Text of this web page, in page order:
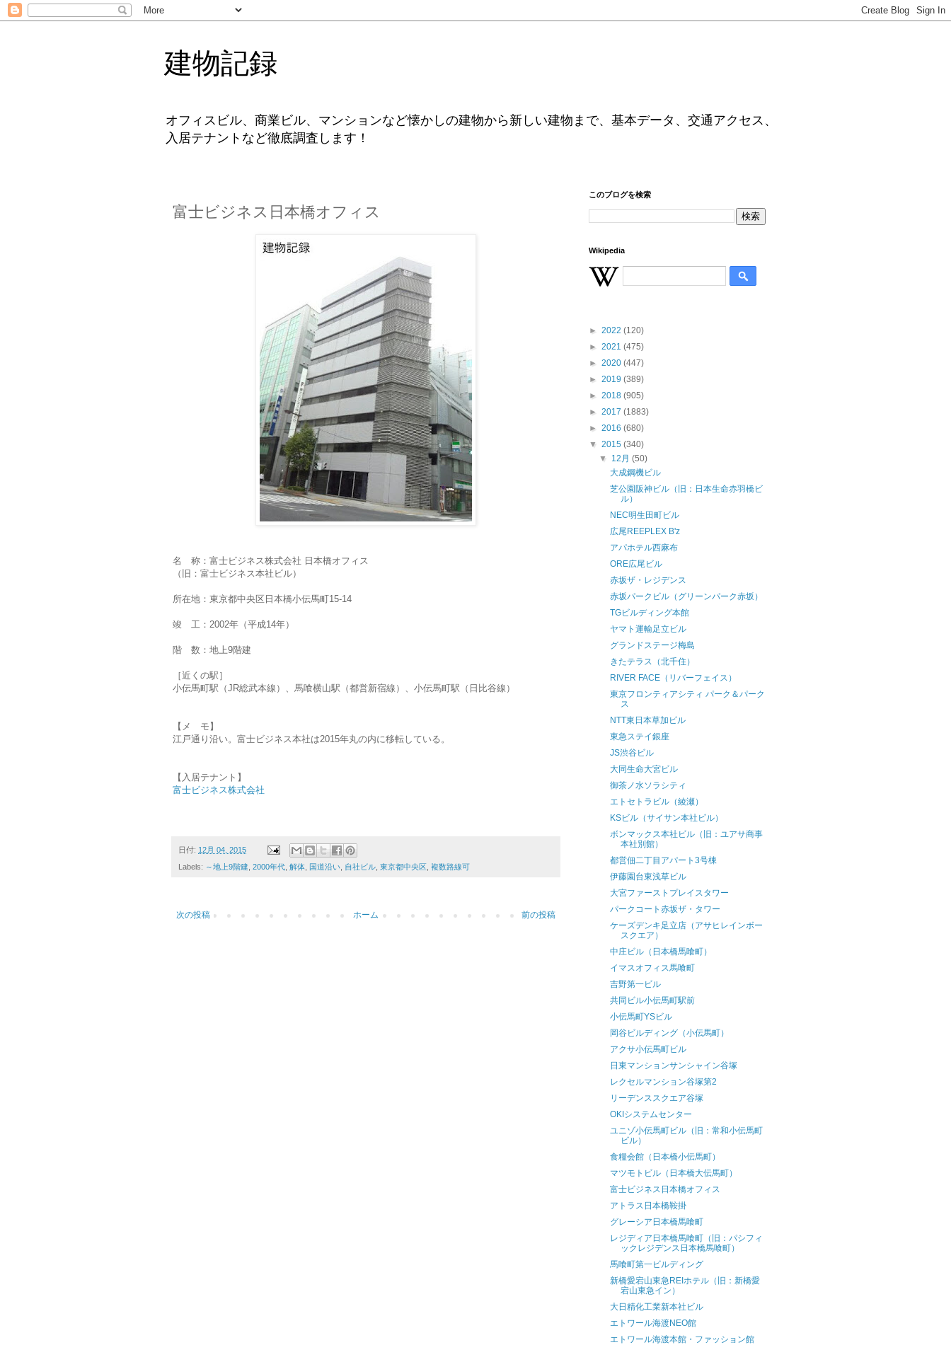
建物記録
オフィスビル、商業ビル、マンションなど懐かしの建物から新しい建物まで、基本データ、交通アクセス、
入居テナントなど徹底調査します！
富士ビジネス日本橋オフィス
名 称：富士ビジネス株式会社 日本橋オフィス
（旧：富士ビジネス本社ビル）
所在地：東京都中央区日本橋小伝馬町15-14
竣 工：2002年（平成14年）
階 数：地上9階建
［近くの駅］
小伝馬町駅（JR総武本線）、馬喰横山駅（都営新宿線）、小伝馬町駅（日比谷線）
【メ モ】
江戸通り沿い。富士ビジネス本社は2015年丸の内に移転している。
【入居テナント】
富士ビジネス株式会社
日付: 12月 04, 2015
Labels: ～地上9階建 2000年代 解体 国道沿い 自社ビル 東京都中央区 複数路線可
次の投稿 前の投稿
ホーム
このブログを検索
Wikipedia
► 2022 (120)
► 2021 (475)
► 2020 (447)
► 2019 (389)
► 2018 (905)
► 2017 (1883)
► 2016 (680)
▼ 2015 (340)
▼ 12月(50)
大成鋼機ビル
芝公園阪神ビル（旧：日本生命赤羽橋ビ
ル）
NEC明生田町ビル
広尾REEPLEX B'z
アパホテル西麻布
ORE広尾ビル
赤坂ザ・レジデンス
赤坂パークビル（グリーンパーク赤坂）
TGビルディング本館
ヤマト運輸足立ビル
グランドステージ梅島
きたテラス（北千住）
RIVER FACE（リバーフェイス）
東京フロンティアシティ パーク＆パーク
ス
NTT東日本草加ビル
東急ステイ銀座
JS渋谷ビル
大同生命大宮ビル
御茶ノ水ソラシティ
エトセトラビル（綾瀬）
KSビル（サイサン本社ビル）
ボンマックス本社ビル（旧：ユアサ商事
本社別館）
都営佃二丁目アパート3号棟
伊藤園台東浅草ビル
大宮ファーストプレイスタワー
パークコート赤坂ザ・タワー
ケーズデンキ足立店（アサヒレインボー
スクエア）
中庄ビル（日本橋馬喰町）
イマスオフィス馬喰町
吉野第一ビル
共同ビル小伝馬町駅前
小伝馬町YSビル
岡谷ビルディング（小伝馬町）
アクサ小伝馬町ビル
日東マンションサンシャイン谷塚
レクセルマンション谷塚第2
リーデンススクエア谷塚
OKIシステムセンター
ユニゾ小伝馬町ビル（旧：常和小伝馬町
ビル）
食糧会館（日本橋小伝馬町）
マツモトビル（日本橋大伝馬町）
富士ビジネス日本橋オフィス
アトラス日本橋鞍掛
グレーシア日本橋馬喰町
レジディア日本橋馬喰町（旧：パシフィ
ックレジデンス日本橋馬喰町）
馬喰町第一ビルディング
新橋愛宕山東急REIホテル（旧：新橋愛
宕山東急イン）
大日精化工業新本社ビル
エトワール海渡NEO館
エトワール海渡本館・ファッション館